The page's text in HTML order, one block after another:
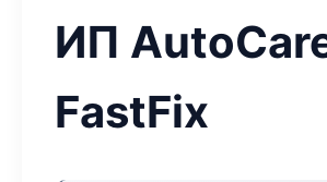
ИП
FastFix